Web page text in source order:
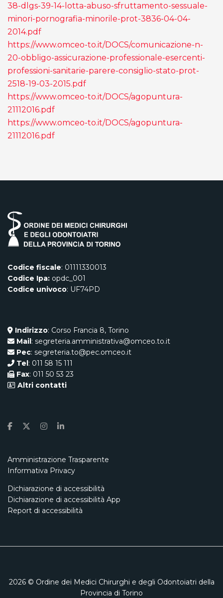
38-dlgs-39-14-lotta-abuso-sfruttamento-sessuale-
minori-pornografia-minorile-prot-3836-04-04-
2014.pdf
https://www.omceo-to.it/DOCS/comunicazione-n-
20-obbligo-assicurazione-professionale-esercenti-
professioni-sanitarie-parere-consiglio-stato-prot-
2518-19-03-2015.pdf
https://www.omceo-to.it/DOCS/agopuntura-
21112016.pdf
https://www.omceo-to.it/DOCS/agopuntura-
21112016.pdf
Codice fiscale: 01111330013
Codice Ipa: opdc_001
Codice univoco: UF74PD
Indirizzo: Corso Francia 8, Torino
Mail: segreteria.amministrativa@omceo.to.it
Pec: segreteria.to@pec.omceo.it
Tel: 011 58 15 111
Fax: 011 50 53 23
Altri contatti
Amministrazione Trasparente
Informativa Privacy
Dichiarazione di accessibilità
Dichiarazione di accessibilità App
Report di accessibilità
2026© Ordine dei Medici Chirurghi e degli Odontoiatri della
Provincia di Torino